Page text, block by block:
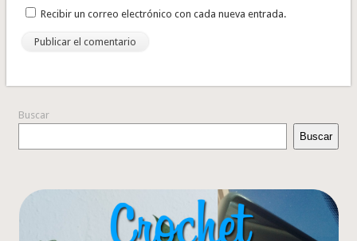
Recibir un correo electrónico con cada nueva entrada.
Buscar
Buscar